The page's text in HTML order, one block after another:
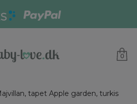
0
tapet Apple garden, turkis